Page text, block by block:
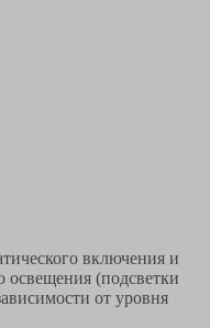
включения и
освещения (подсветки
от уровня